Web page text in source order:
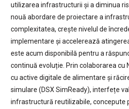
utilizarea infrastructurii și a diminua
nouă abordare de proiectare a
complexitatea, crește nivelul de
implementare și accelerează
este acum disponibilă pentru a
continuă evoluție. Prin colaborarea cu
cu active digitale de alimentare și
simulare (DSX SimReady), interfețe
infrastructură reutilizabile, concepute